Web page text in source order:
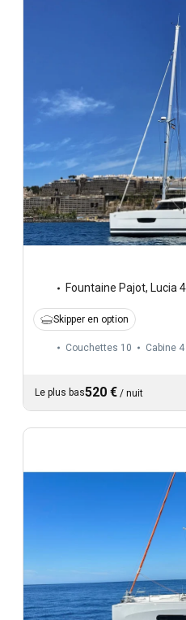
Fountaine Pajot, Lucia
Skipper en option
Couchettes 10 Cabine 4
Le plus bas520 € / nuit